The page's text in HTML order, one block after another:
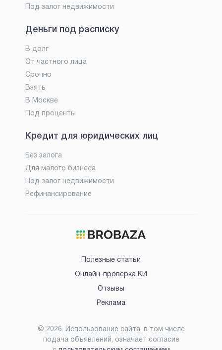
Под залог недвижимости
Деньги под расписку
В долг
От частного лица
Срочно
Взять
В Москве
Под проценты
Кредит для юридических лиц
Без залога
Для малого бизнеса
Под залог недвижимости
Рефинансирование
Полезные статьи
Онлайн-проверка КИ
Отзывы
Реклама
© 2026. Использование сайта, в том числе
подача объявлений, означает согласие